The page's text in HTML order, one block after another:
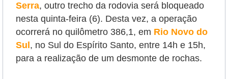
Serra, outro trecho da rodovia será bloqueado
nesta quinta-feira (6). Desta vez, a operação
ocorrerá no quilômetro 386,1, em Rio Novo do
Sul , no Sul do Espírito Santo, entre 14h e 15h,
para a realização de um desmonte de rochas.